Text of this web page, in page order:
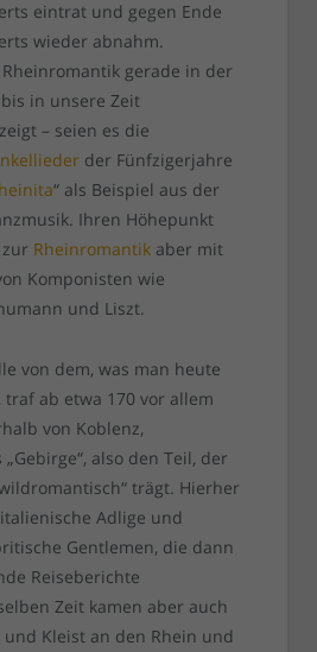
eintrat und gegen Ende
wieder abnahm.
gerade in der
in unsere Zeit
– seien es die
der Fünfzigerjahre
“ als Beispiel aus der
Ihren Höhepunkt
Rheinromantikaber mit
Komponisten wie
und Liszt.
von dem, was man heute
ab etwa 170 vor allem
von Koblenz,
also den Teil, der
trägt. Hierher
Adlige und
Gentlemen, die dann
Reiseberichte
Zeit kamen aber auch
und Kleist an den Rhein und